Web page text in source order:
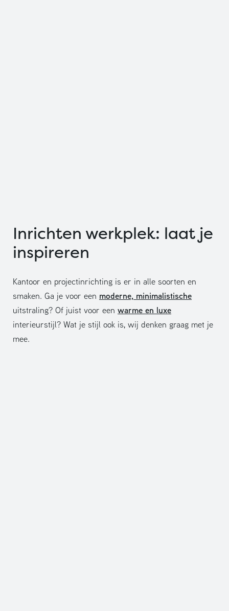
Inrichten werkplek: laat je
inspireren
Kantoor en projectinrichting is er in alle soorten en
smaken. Ga je voor een moderne, minimalistische
uitstraling? Of juist voor een warme en luxe
interieurstijl? Wat je stijl ook is, wij denken graag met je
mee.